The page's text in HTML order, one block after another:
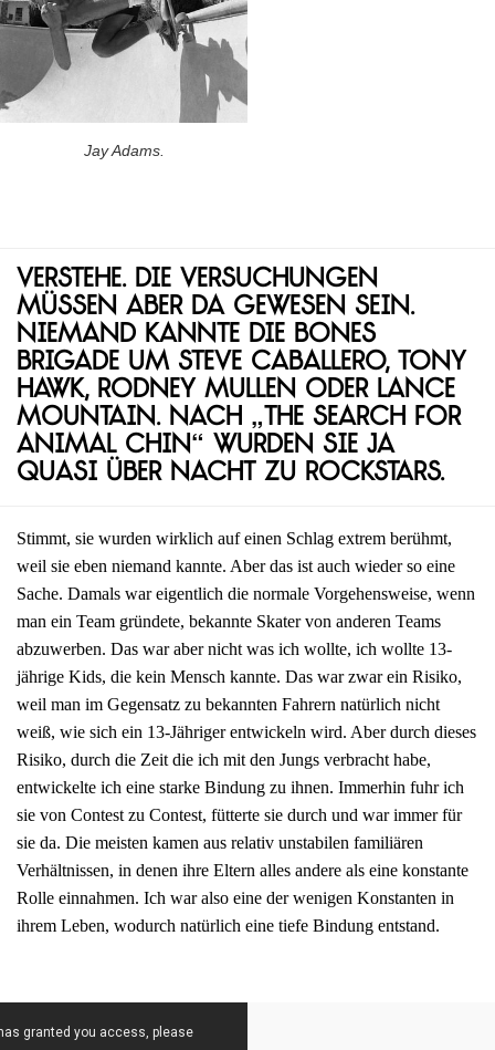
Jay Adams.
Verstehe. Die Versuchungen
müssen aber da gewesen sein.
Niemand kannte die Bones
Brigade um Steve Caballero, Tony
Hawk, Rodney Mullen oder Lance
Mountain. Nach „The Search for
Animal Chin“ wurden sie ja
quasi über Nacht zu Rockstars.
Stimmt, sie wurden wirklich auf einen Schlag extrem berühmt,
weil sie eben niemand kannte. Aber das ist auch wieder so eine
Sache. Damals war eigentlich die normale Vorgehensweise, wenn
man ein Team gründete, bekannte Skater von anderen Teams
abzuwerben. Das war aber nicht was ich wollte, ich wollte 13-
jährige Kids, die kein Mensch kannte. Das war zwar ein Risiko,
weil man im Gegensatz zu bekannten Fahrern natürlich nicht
weiß, wie sich ein 13-Jähriger entwickeln wird. Aber durch dieses
Risiko, durch die Zeit die ich mit den Jungs verbracht habe,
entwickelte ich eine starke Bindung zu ihnen. Immerhin fuhr ich
sie von Contest zu Contest, fütterte sie durch und war immer für
sie da. Die meisten kamen aus relativ unstabilen familiären
Verhältnissen, in denen ihre Eltern alles andere als eine konstante
Rolle einnahmen. Ich war also eine der wenigen Konstanten in
ihrem Leben, wodurch natürlich eine tiefe Bindung entstand.